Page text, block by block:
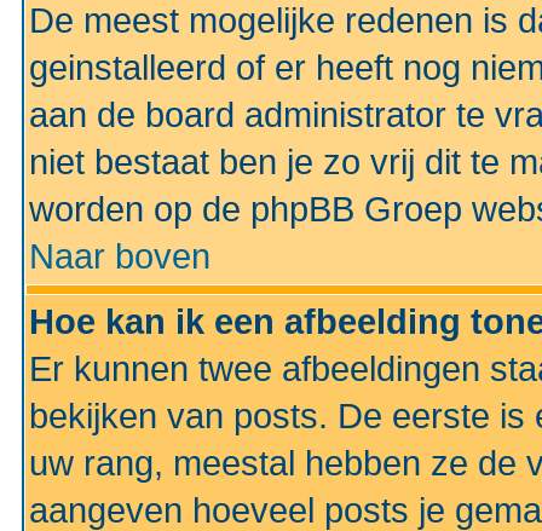
De meest mogelijke redenen is
geinstalleerd of er heeft nog
aan de board administrator te
niet bestaat ben je zo vrij dit te
worden op de phpBB Groep
Naar boven
Hoe kan ik een afbeelding
Er kunnen twee afbeeldingen
bekijken van posts. De eerste
uw rang, meestal hebben ze de
aangeven hoeveel posts je